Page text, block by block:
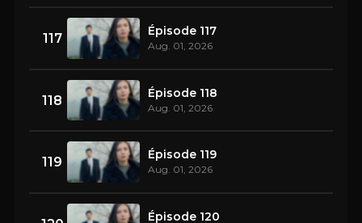
117 Épisode 117
Aug. 01, 2026
118 Épisode 118
Aug. 01, 2026
119 Épisode 119
Aug. 01, 2026
Épisode 120